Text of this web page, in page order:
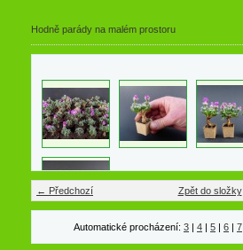
Hodně parády na malém prostoru
← Předchozí Zpět do složky
Automatické procházení: 3 | 4 | 5 | 6 | 7